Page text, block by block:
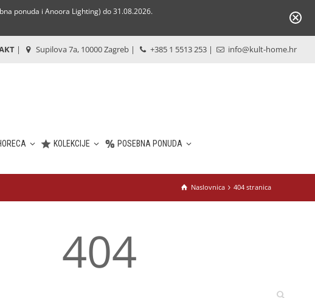
ponuda i Anoora Lighting) do 31.08.2026.
| Supilova 7a, 10000 Zagreb | +385 1 5513 253 | info@kult-home.hr
KOLEKCIJE POSEBNA PONUDA
Naslovnica 404 stranica
404